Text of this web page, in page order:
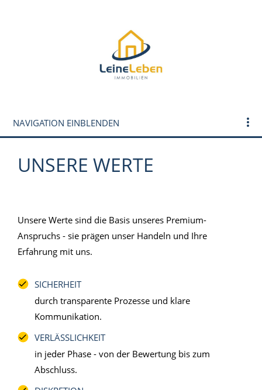
NAVIGATION EINBLENDEN
UNSERE WERTE
Unsere Werte sind die Basis unseres Premium-
Anspruchs - sie prägen unser Handeln und Ihre
Erfahrung mit uns.
SICHERHEIT
durch transparente Prozesse und klare
Kommunikation.
VERLÄSSLICHKEIT
in jeder Phase - von der Bewertung bis zum
Abschluss.